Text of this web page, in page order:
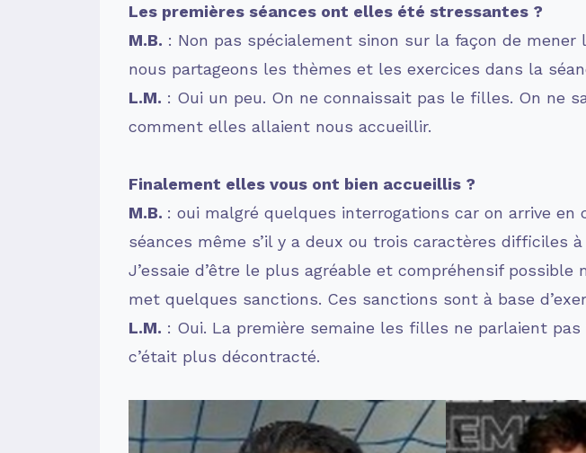
Les premières séances ont elles été stressantes ?
M.B. : Non pas spécialement sinon sur la façon de
nous partageons les thèmes et les exercices dans la
L.M. : Oui un peu. On ne connaissait pas le filles. On ne
comment elles allaient nous accueillir.
Finalement elles vous ont bien accueillis ?
M.B. : oui malgré quelques interrogations car on arrive
séances même s’il y a deux ou trois caractères difficiles à
J’essaie d’être le plus agréable et compréhensif
met quelques sanctions. Ces sanctions sont à base
L.M. : Oui. La première semaine les filles ne parlaient
c’était plus décontracté.